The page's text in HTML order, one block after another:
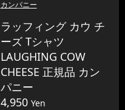
カンパニー
ラッフィング カウ チ
ーズ Tシャツ
LAUGHING COW
CHEESE 正規品 カン
パニー
4,950 Yen